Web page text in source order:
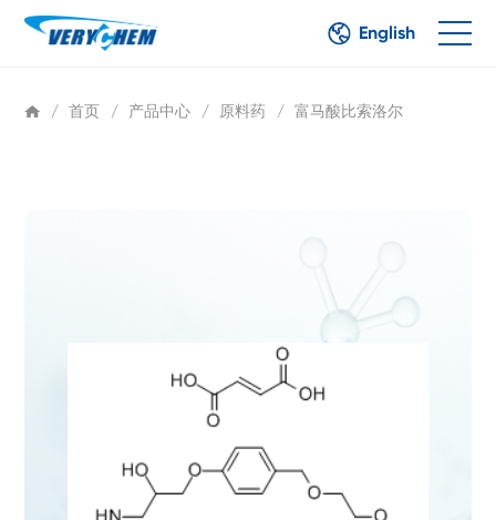
English
/ 首页 / 产品中心 / 原料药 / 富马酸比索洛尔